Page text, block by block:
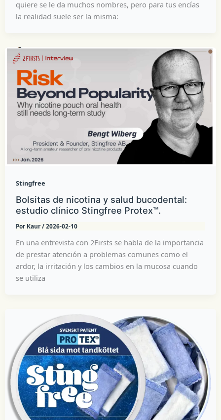
quiere se le da muchos nombres, pero para tus encías
la realidad suele ser la misma:
Stingfree
Bolsitas de nicotina y salud bucodental:
estudio clínico Stingfree Protex™.
Por Kaur/2026-02-10
En una entrevista con 2Firsts se habla de la importancia
de prestar atención a problemas comunes como el
ardor, la irritación y los cambios en la mucosa cuando
se utiliza